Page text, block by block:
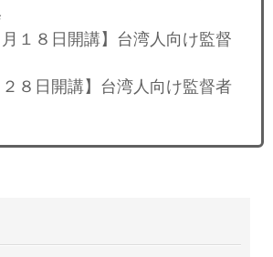
１８日開講】台湾人向け監督
８日開講】台湾人向け監督者